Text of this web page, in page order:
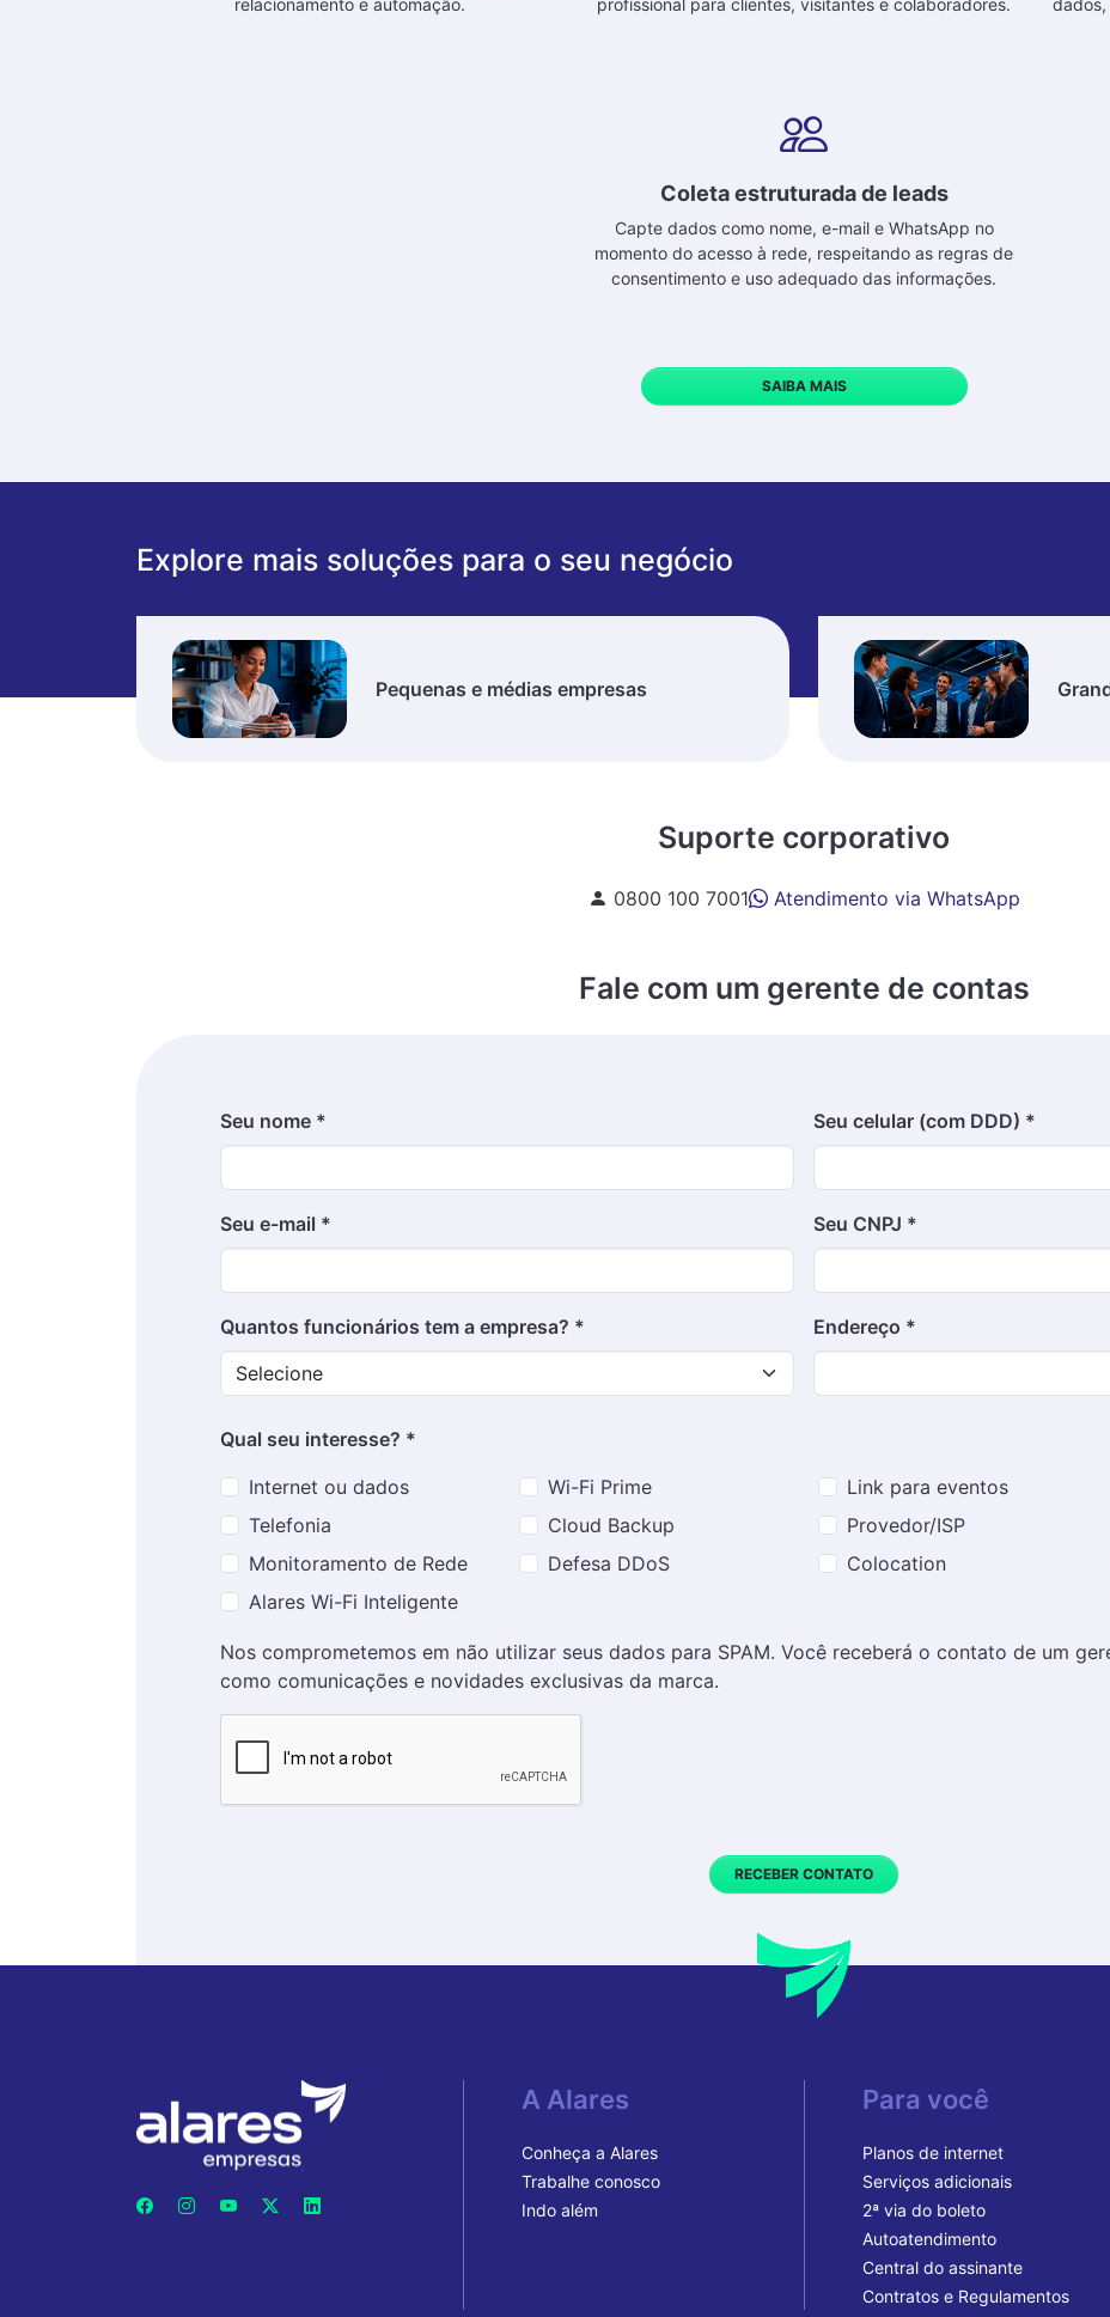
Coleta estruturada de leads
Capte dados como nome, e-mail e WhatsApp no
momento do acesso à rede, respeitando as regras de
consentimento e uso adequado das informações.
SAIBA MAIS
Explore mais soluções para o seu negócio
Pequenas e médias empresas
Suporte corporativo
0800 100 7001 Atendimento via WhatsApp
Fale com um gerente de contas
Seu nome * Seu celular (com DDD) *
Seu e-mail * Seu CNPJ *
Quantos funcionários tem a empresa? * Endereço *
Qual seu interesse? *
Internet ou dados
Telefonia
Monitoramento de Rede
Alares Wi-Fi Inteligente
Wi-Fi Prime
Cloud Backup
Defesa DDoS
Link para eventos
Provedor/ISP
Colocation
Nos comprometemos em não utilizar seus dados para SPAM. Você receberá o contato de um
como comunicações e novidades exclusivas da marca.
RECEBER CONTATO
A Alares
Conheça a Alares
Trabalhe conosco
Indo além
Para você
Planos de internet
Serviços adicionais
2ª via do boleto
Autoatendimento
Central do assinante
Contratos e Regulamentos